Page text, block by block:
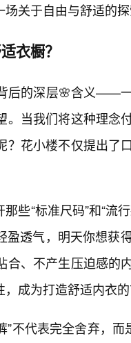
关于自由与舒适的探
衣橱？
后的深层🌸含义——
当我们将这种理念
花小楼不仅提出了
些“标准尺码”和“流
透气，明天你想获
、不产生压迫感的
成为打造舒适内衣的
不代表完全舍弃，而